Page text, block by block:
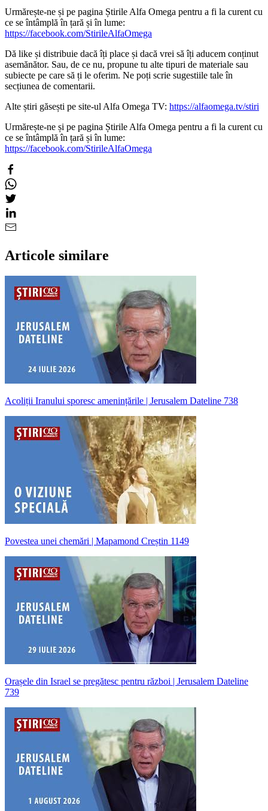
Urmărește-ne și pe pagina Știrile Alfa Omega pentru a fi la curent cu
ce se întâmplă în țară și în lume:
https://facebook.com/StirileAlfaOmega
Dă like și distribuie dacă îți place și dacă vrei să îți aducem conținut
asemănător. Sau, de ce nu, propune tu alte tipuri de materiale sau
subiecte pe care să ți le oferim. Ne poți scrie sugestiile tale în
secțiunea de comentarii.
Alte știri găsești pe site-ul Alfa Omega TV: https://alfaomega.tv/stiri
Urmărește-ne și pe pagina Știrile Alfa Omega pentru a fi la curent cu
ce se întâmplă în țară și în lume:
https://facebook.com/StirileAlfaOmega
Articole similare
Acoliții Iranului sporesc amenințările | Jerusalem Dateline 738
Povestea unei chemări | Mapamond Creștin 1149
Orașele din Israel se pregătesc pentru război | Jerusalem Dateline
739